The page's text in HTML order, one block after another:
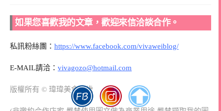
如果您喜歡我的文章，歡迎來信洽談合作。
私訊粉絲團： https://www.facebook.com/vivaweiblog/
E-MAIL請洽： vivagozo@hotmail.com
版權所有 © 瑋瑋美食萬歲